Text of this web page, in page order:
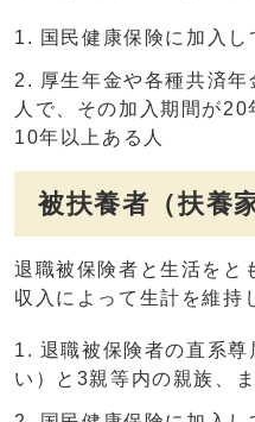
国民健康保険に加入し
厚生年金や各種共済
人で、その加入期間が
10年以上ある人
被扶養者（扶養
退職被保険者と生活をと
収入によって生計を維持
退職被保険者の直系尊
い）と3親等内の親族、